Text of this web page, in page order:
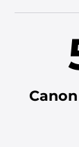
Canon